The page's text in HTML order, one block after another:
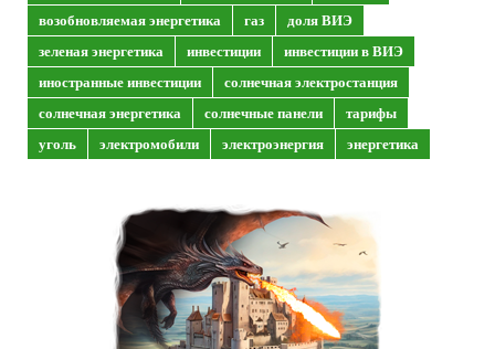
возобновляемая энергетика
газ
доля ВИЭ
зеленая энергетика
инвестиции
инвестиции в ВИЭ
иностранные инвестиции
солнечная электростанция
солнечная энергетика
солнечные панели
тарифы
уголь
электромобили электроэнергия энергетика